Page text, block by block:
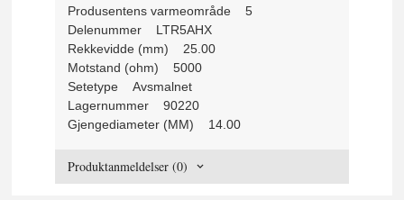
Produsentens varmeområde 5
Delenummer LTR5AHX
Rekkevidde (mm) 25.00
Motstand (ohm) 5000
Setetype Avsmalnet
Lagernummer 90220
Gjengediameter (MM) 14.00
Produktanmeldelser (0)